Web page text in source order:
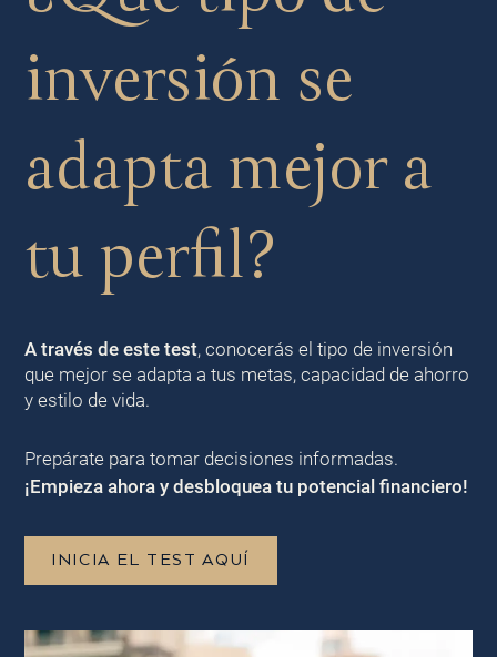
inversión se
adapta mejor a
tu perfil?
A través de este test, conocerás el tipo de inversión
que mejor se adapta a tus metas, capacidad de ahorro
y estilo de vida.
Prepárate para tomar decisiones informadas.
¡Empieza ahora y desbloquea tu potencial financiero!
INICIA EL TEST AQUÍ